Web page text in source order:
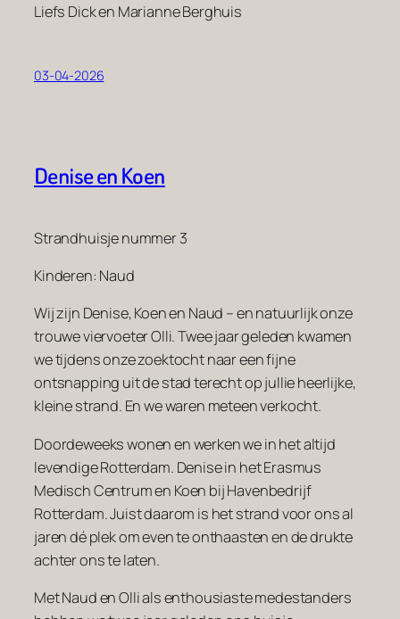
Liefs Dick en Marianne Berghuis
03-04-2026
Denise en Koen
Strandhuisje nummer 3
Kinderen: Naud
Wij zijn Denise, Koen en Naud – en natuurlijk onze
trouwe viervoeter Olli. Twee jaar geleden kwamen
we tijdens onze zoektocht naar een fijne
ontsnapping uit de stad terecht op jullie heerlijke,
kleine strand. En we waren meteen verkocht.
Doordeweeks wonen en werken we in het altijd
levendige Rotterdam. Denise in het Erasmus
Medisch Centrum en Koen bij Havenbedrijf
Rotterdam. Juist daarom is het strand voor ons al
jaren dé plek om even te onthaasten en de drukte
achter ons te laten.
Met Naud en Olli als enthousiaste medestanders